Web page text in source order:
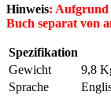
Hinweis: Aufgrund
Buch separat von
Spezifikation
Gewicht
9,8
Sprache